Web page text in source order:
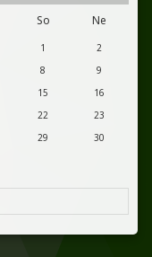
So Ne
1
2
8
9
15
16
22
23
29
30